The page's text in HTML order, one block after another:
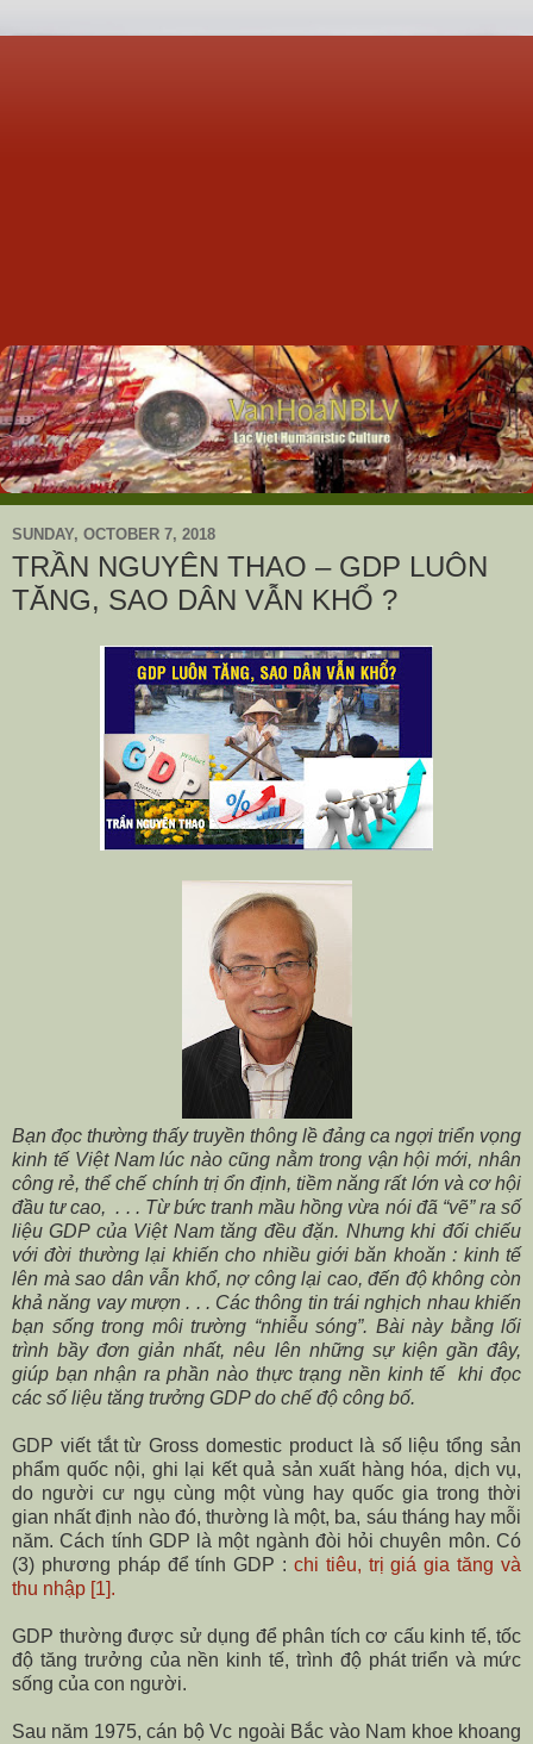
SUNDAY, OCTOBER 7, 2018
TRẦN NGUYÊN THAO – GDP LUÔN
TĂNG, SAO DÂN VẪN KHỔ ?
Bạn đọc thường thấy truyền thông lề đảng ca ngợi triển vọng
kinh tế Việt Nam lúc nào cũng nằm trong vận hội mới, nhân
công rẻ, thể chế chính trị ổn định, tiềm năng rất lớn và cơ hội
đầu tư cao, . . . Từ bức tranh mầu hồng vừa nói đã “vẽ” ra số
liệu GDP của Việt Nam tăng đều đặn. Nhưng khi đối chiếu
với đời thường lại khiến cho nhiều giới băn khoăn : kinh tế
lên mà sao dân vẫn khổ, nợ công lại cao, đến độ không còn
khả năng vay mượn . . . Các thông tin trái nghịch nhau khiến
bạn sống trong môi trường “nhiễu sóng”. Bài này bằng lối
trình bầy đơn giản nhất, nêu lên những sự kiện gần đây,
giúp bạn nhận ra phần nào thực trạng nền kinh tế khi đọc
các số liệu tăng trưởng GDP do chế độ công bố.
GDP viết tắt từ Gross domestic product là số liệu tổng sản
phẩm quốc nội, ghi lại kết quả sản xuất hàng hóa, dịch vụ,
do người cư ngụ cùng một vùng hay quốc gia trong thời
gian nhất định nào đó, thường là một, ba, sáu tháng hay mỗi
năm. Cách tính GDP là một ngành đòi hỏi chuyên môn. Có
(3) phương pháp để tính GDP : chi tiêu, trị giá gia tăng và
thu nhập [1].
GDP thường được sử dụng để phân tích cơ cấu kinh tế, tốc
độ tăng trưởng của nền kinh tế, trình độ phát triển và mức
sống của con người.
Sau năm 1975, cán bộ Vc ngoài Bắc vào Nam khoe khoang